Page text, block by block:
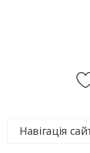
Навігація